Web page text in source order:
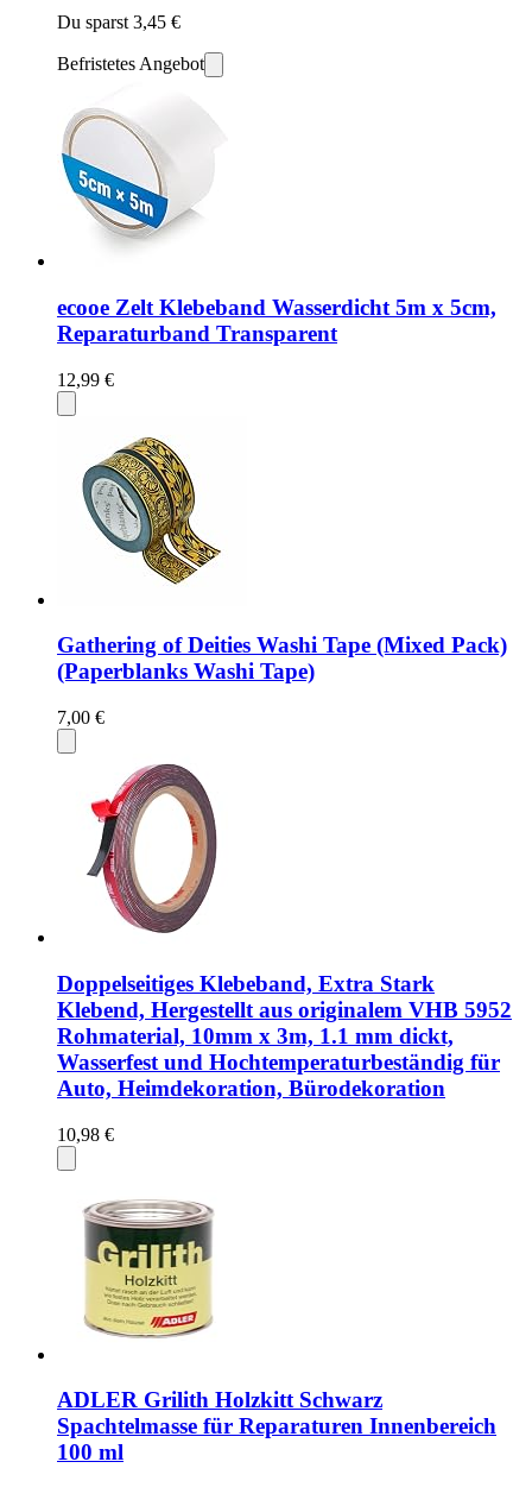
Du sparst 3,45 €
Befristetes Angebot
ecooe Zelt Klebeband Wasserdicht 5m x 5cm,
Reparaturband Transparent
12,99 €
Gathering of Deities Washi Tape (Mixed Pack)
(Paperblanks Washi Tape)
7,00 €
Doppelseitiges Klebeband, Extra Stark
Klebend, Hergestellt aus originalem VHB 5952
Rohmaterial, 10mm x 3m, 1.1 mm dickt,
Wasserfest und Hochtemperaturbeständig für
Auto, Heimdekoration, Bürodekoration
10,98 €
ADLER Grilith Holzkitt Schwarz
Spachtelmasse für Reparaturen Innenbereich
100 ml